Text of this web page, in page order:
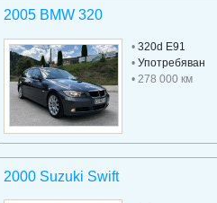
2005 BMW 320
• 320d E91
• Употребяван
• 278 000 км
2000 Suzuki Swift